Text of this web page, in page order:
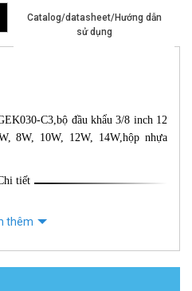
Catalog/datasheet/Hướng dẫn
sử dụng
C3,bộ đầu khẩu 3/8 inch 12
8W, 10W, 12W, 14W,hộp nhựa
tiết
thêm